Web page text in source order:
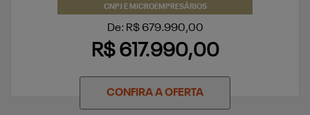
CNPJ E MICROEMPRESÁRIOS
De: R$ 679.990,00
R$ 617.990,00
CONFIRA A OFERTA